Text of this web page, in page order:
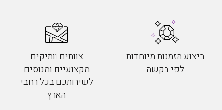
ביצוע הזמנות מיוחדות
לפי בקשה
צוותים וותיקים
מקצועיים ומנוסים
לשירותכם בכל רחבי
הארץ